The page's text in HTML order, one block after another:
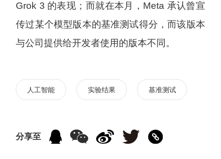
Grok 3 的表现；而就在本月，Meta 承认曾宣
传过某个模型版本的基准测试得分，而该版本
与公司提供给开发者使用的版本不同。
人工智能 实验结果 基准测试
分享至